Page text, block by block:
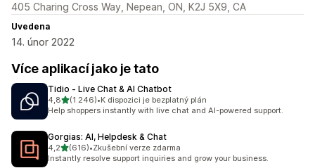
405 Charing Cross Way, Nepean, ON, K2J 5X9, CA
Uvedena
14. únor 2022
Více aplikací jako je tato
Tidio ‑ Live Chat & AI Chatbot
4,8z 5 hvězd
(1 246)
Celkový počet recenzí: 1246
•K dispozici je bezplatný plán
Help shoppers instantly with live chat and AI-powered support.
Gorgias: AI, Helpdesk & Chat
4,2z 5 hvězd
(616)
Celkový počet recenzí: 616
•Zkušební verze zdarma
Instantly resolve support inquiries and grow your business.